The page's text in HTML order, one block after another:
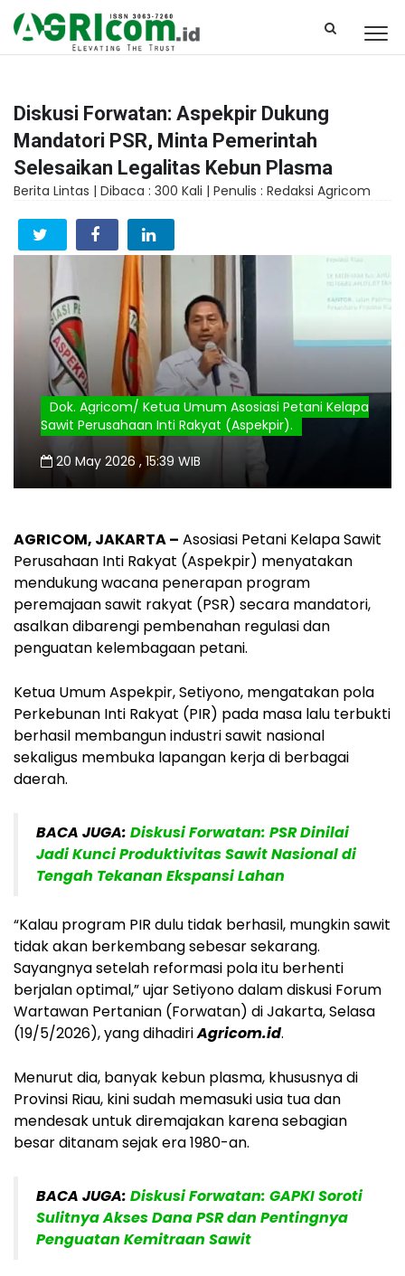
Diskusi Forwatan: Aspekpir Dukung
Mandatori PSR, Minta Pemerintah
Selesaikan Legalitas Kebun Plasma
Berita Lintas | Dibaca : 300 Kali | Penulis : Redaksi Agricom
Dok. Agricom/ Ketua Umum Asosiasi Petani Kelapa
Sawit Perusahaan Inti Rakyat (Aspekpir).
20 May 2026 , 15:39 WIB
AGRICOM, JAKARTA – Asosiasi Petani Kelapa Sawit
Perusahaan Inti Rakyat (Aspekpir) menyatakan
mendukung wacana penerapan program
peremajaan sawit rakyat (PSR) secara mandatori,
asalkan dibarengi pembenahan regulasi dan
penguatan kelembagaan petani.
Ketua Umum Aspekpir, Setiyono, mengatakan pola
Perkebunan Inti Rakyat (PIR) pada masa lalu terbukti
berhasil membangun industri sawit nasional
sekaligus membuka lapangan kerja di berbagai
daerah.
BACA JUGA: Diskusi Forwatan: PSR Dinilai
Jadi Kunci Produktivitas Sawit Nasional di
Tengah Tekanan Ekspansi Lahan
“Kalau program PIR dulu tidak berhasil, mungkin sawit
tidak akan berkembang sebesar sekarang.
Sayangnya setelah reformasi pola itu berhenti
berjalan optimal,” ujar Setiyono dalam diskusi Forum
Wartawan Pertanian (Forwatan) di Jakarta, Selasa
(19/5/2026), yang dihadiriAgricom.id.
Menurut dia, banyak kebun plasma, khususnya di
Provinsi Riau, kini sudah memasuki usia tua dan
mendesak untuk diremajakan karena sebagian
besar ditanam sejak era 1980-an.
BACA JUGA: Diskusi Forwatan: GAPKI Soroti
Sulitnya Akses Dana PSR dan Pentingnya
Penguatan Kemitraan Sawit